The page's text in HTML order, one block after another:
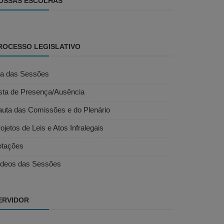
LEGISLATIVO
das Sessões
de Presença/Ausência
das Comissões e do Plenário
de Leis e Atos Infralegais
das Sessões